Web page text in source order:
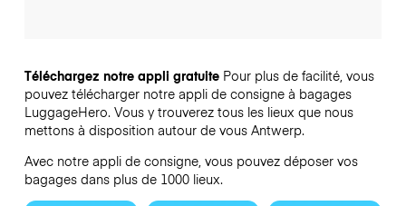
Téléchargez notre appli gratuite Pour plus de facilité, vous
pouvez télécharger notre appli de consigne à bagages
LuggageHero. Vous y trouverez tous les lieux que nous
mettons à disposition autour de vous Antwerp.
Avec notre appli de consigne, vous pouvez déposer vos
bagages dans plus de 1000 lieux.